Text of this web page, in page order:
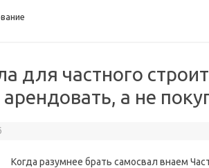
для частного
а не
Когда разумнее брать самосвал внаем